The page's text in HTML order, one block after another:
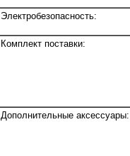
Электробезопасность:
Комплект поставки:
Дополнительные аксессуары: